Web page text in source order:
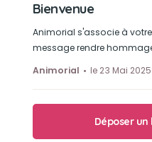
Bienvenue
Animorial s'associe à
message rendre
Animorial
le 23 Mai 2025
Déposer